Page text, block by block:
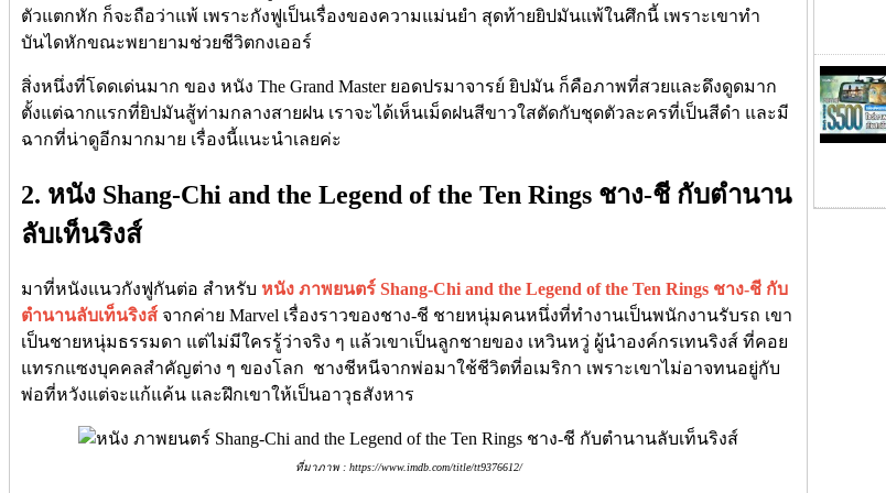
ตัวแตกหัก ก็จะถือว่าแพ้ เพราะกังฟูเป็นเรื่องของความแม่นยำ สุดท้ายยิปมันแพ้ในศึกนี้ เพราะเขาทำ
บันไดหักขณะพยายามช่วยชีวิตกงเออร์
สิ่งหนึ่งที่โดดเด่นมาก ของ หนัง The Grand Master ยอดปรมาจารย์ ยิปมัน ก็คือภาพที่สวยและดึงดูดมาก
ตั้งแต่ฉากแรกที่ยิปมันสู้ท่ามกลางสายฝน เราจะได้เห็นเม็ดฝนสีขาวใสตัดกับชุดตัวละครที่เป็นสีดำ และมี
ฉากที่น่าดูอีกมากมาย เรื่องนี้แนะนำเลยค่ะ
2. หนัง Shang-Chi and the Legend of the Ten Rings ชาง-ชี กับตำนาน
ลับเท็นริงส์
มาที่หนังแนวกังฟูกันต่อ สำหรับ หนัง ภาพยนตร์ Shang-Chi and the Legend of the Ten Rings ชาง-ชี กับ
ตำนานลับเท็นริงส์ จากค่าย Marvel เรื่องราวของชาง-ชี ชายหนุ่มคนหนึ่งที่ทำงานเป็นพนักงานรับรถ เขา
เป็นชายหนุ่มธรรมดา แต่ไม่มีใครรู้ว่าจริง ๆ แล้วเขาเป็นลูกชายของ เหวินหวู่ ผู้นำองค์กรเทนริงส์ ที่คอย
แทรกแซงบุคคลสำคัญต่าง ๆ ของโลก ชางชีหนีจากพ่อมาใช้ชีวิตที่อเมริกา เพราะเขาไม่อาจทนอยู่กับ
พ่อที่หวังแต่จะแก้แค้น และฝึกเขาให้เป็นอาวุธสังหาร
ที่มาภาพ : https://www.imdb.com/title/tt9376612/